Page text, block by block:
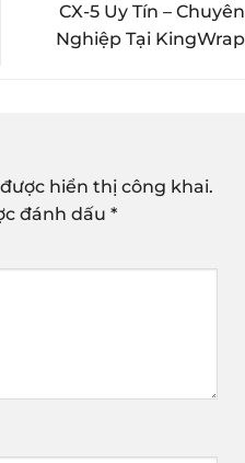
CX-5 Uy Tín – Chuyên
Nghiệp Tại KingWrap
hiển thị công khai.
đánh dấu *